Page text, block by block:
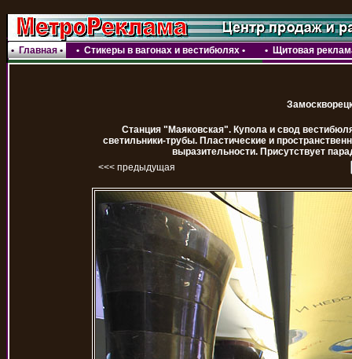
•Главная• • Стикеры в вагонах и вестибюлях • • Щитовая
Станция "Маяковская". Купола и свод
светильники-трубы. Пластические и
выразительности. Присутствует
<<< предыдущая